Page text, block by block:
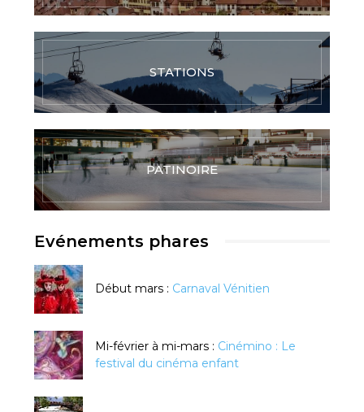
STATIONS
PATINOIRE
Evénements phares
Début mars : Carnaval Vénitien
Mi-février à mi-mars : Cinémino : Le
festival du cinéma enfant